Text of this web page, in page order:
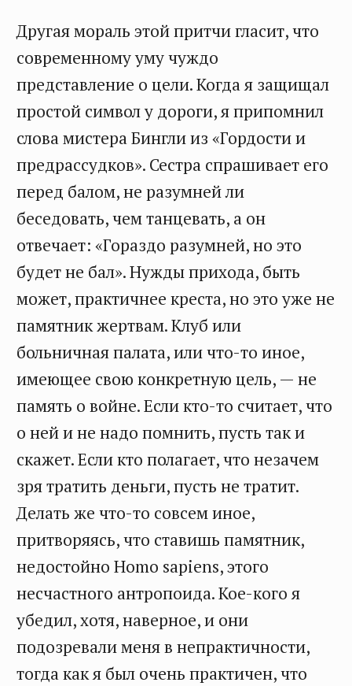
Другая мораль этой притчи гласит, что
современному уму чуждо
представление о цели. Когда я защищал
простой символ у дороги, я припомнил
слова мистера Бингли из «Гордости и
предрассудков». Сестра спрашивает его
перед балом, не разумней ли
беседовать, чем танцевать, а он
отвечает: «Гораздо разумней, но это
будет не бал». Нужды прихода, быть
может, практичнее креста, но это уже не
памятник жертвам. Клуб или
больничная палата, или что-то иное,
имеющее свою конкретную цель, — не
память о войне. Если кто-то считает, что
о ней и не надо помнить, пусть так и
скажет. Если кто полагает, что незачем
зря тратить деньги, пусть не тратит.
Делать же что-то совсем иное,
притворяясь, что ставишь памятник,
недостойно Homo sapiens, этого
несчастного антропоида. Кое-кого я
убедил, хотя, наверное, и они
подозревали меня в непрактичности,
тогда как я был очень практичен, что